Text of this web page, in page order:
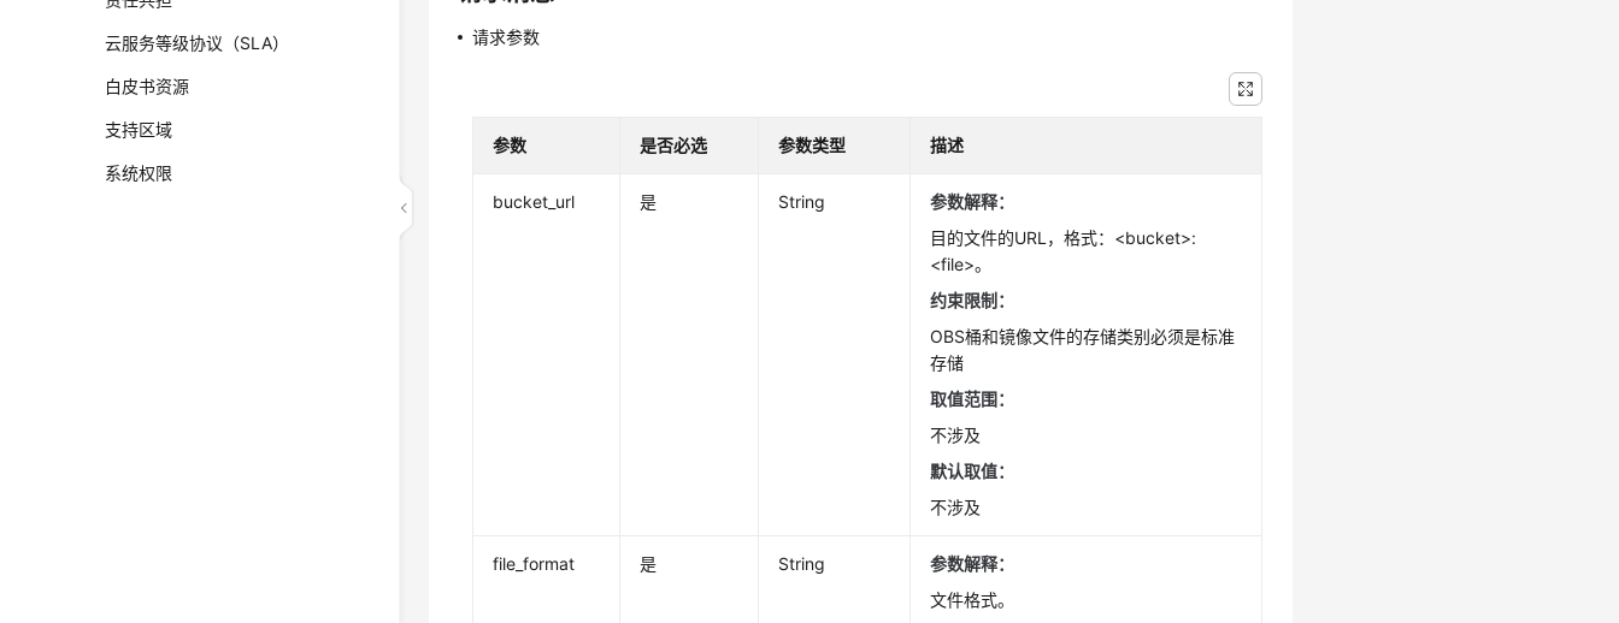
云服务等级协议（SLA）
白皮书资源
支持区域
系统权限
请求参数
参数 是否必选 参数类型 描述
bucket_url 是 String
参数解释：
目的文件的URL，格式：<bucket>:
<file>。
约束限制：
OBS桶和镜像文件的存储类别必须是标准
存储
取值范围：
不涉及
默认取值：
不涉及
file_format 是 String
参数解释：
文件格式。